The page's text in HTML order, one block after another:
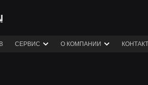
СЕРВИС О КОМПАНИИ